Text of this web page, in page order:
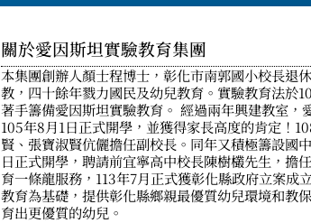
關於愛因斯坦實驗教育集團
本集團創辦人顏士程博士，彰化市南郭國小校長退
教，四十餘年戮力國民及幼兒教育。實驗教育法於
著手籌備愛因斯坦實驗教育。 經過兩年興建教室，
105年8月1日正式開學，並獲得家長高度的肯定！
賢、張寶淑賢伉儷擔任副校長。同年又積極籌設國
日正式開學，聘請前宜寧高中校長陳樹欉先生，擔
育一條龍服務，113年7月正式獲彰化縣政府立案成
教育為基礎，提供彰化縣鄉親最優質幼兒環境和教
育出更優質的幼兒。